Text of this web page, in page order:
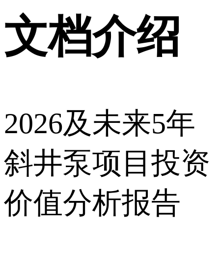
文档介绍
2026及未来5年
斜井泵项目投资
价值分析报告